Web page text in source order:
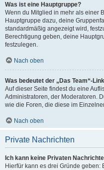
Was ist eine Hauptgruppe?
Wenn du Mitglied in mehr als einer
Hauptgruppe dazu, deine
standardmäßig angezeigt wird,
Berechtigung geben, deine
festzulegen.
Nach oben
Was bedeutet der „Das Team“-
Auf dieser Seite findest du eine
Administratoren, der Moderatoren.
wie die Foren, die diese im
Nach oben
Private Nachrichten
Ich kann keine Privaten
Hierfür kann es drei Gründe geben: